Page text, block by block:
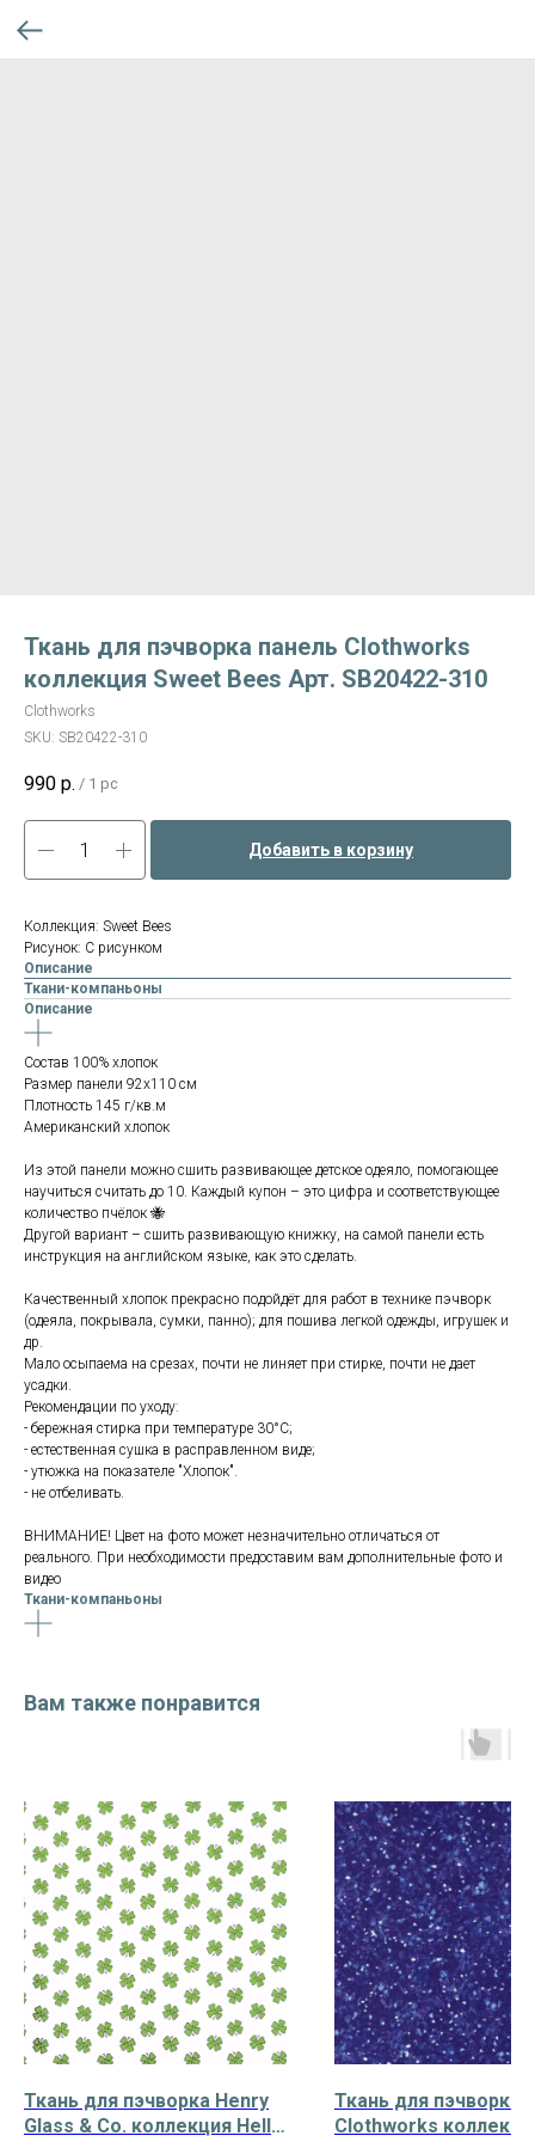
Ткань для пэчворка панель Clothworks
коллекция Sweet Bees Арт. SB20422-310
Clothworks
SKU: SB20422-310
990 р. / 1 pc
Добавить в корзину
Коллекция: Sweet Bees
Рисунок: С рисунком
Описание
Ткани-компаньоны
Описание
Состав 100% хлопок
Размер панели 92х110 см
Плотность 145 г/кв.м
Американский хлопок
Из этой панели можно сшить развивающее детское одеяло, помогающее
научиться считать до 10. Каждый купон – это цифра и соответствующее
количество пчёлок 🐝
Другой вариант – сшить развивающую книжку, на самой панели есть
инструкция на английском языке, как это сделать.
Качественный хлопок прекрасно подойдёт для работ в технике пэчворк
(одеяла, покрывала, сумки, панно); для пошива легкой одежды, игрушек и
др.
Мало осыпаема на срезах, почти не линяет при стирке, почти не дает
усадки.
Рекомендации по уходу:
- бережная стирка при температуре 30°С;
- естественная сушка в расправленном виде;
- утюжка на показателе "Хлопок".
- не отбеливать.
ВНИМАНИЕ! Цвет на фото может незначительно отличаться от
реального. При необходимости предоставим вам дополнительные фото и
видео
Ткани-компаньоны
Вам также понравится
Ткань для пэчворка Henry
Glass & Co. коллекция Hello
Ткань для пэчворка
Clothworks